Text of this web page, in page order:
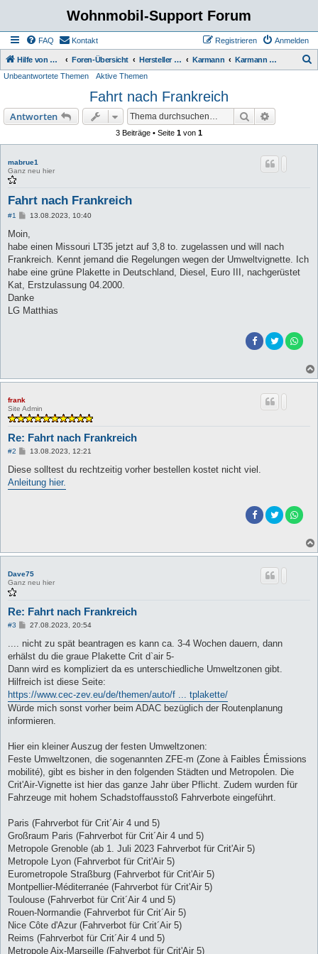
Wohnmobil-Support Forum
FAQ Kontakt Anmelden
Registrieren
Hilfe von Womo Fans für Womo Besitzer Foren-Übersicht Hersteller Wohnmobile Caravan Karmann Karmann ab 1997 (Missouri , Colorado)
Unbeantwortete Themen Aktive Themen
Fahrt nach Frankreich
Antworten Suche
3 Beiträge • Seite 1 von 1
mabrue1
Ganz neu hier
Fahrt nach Frankreich
#1
B
i
t
r
a
13.08.2023, 10:40
Moin,
habe einen Missouri LT35 jetzt auf 3,8 to. zugelassen und will nach
Frankreich. Kennt jemand die Regelungen wegen der Umweltvignette. Ich
habe eine grüne Plakette in Deutschland, Diesel, Euro III, nachgerüstet
Kat, Erstzulassung 04.2000.
Danke
LG Matthias
frank
Site Admin
Re: Fahrt nach Frankreich
#2
B
i
r
13.08.2023, 12:21
Diese solltest du rechtzeitig vorher bestellen kostet nicht viel.
Anleitung hier.
Dave75
Ganz neu hier
Re: Fahrt nach Frankreich
#3
B
i
r
a
27.08.2023, 20:54
.... nicht zu spät beantragen es kann ca. 3-4 Wochen dauern, dann
erhälst du die graue Plakette Crit d`air 5-
Dann wird es kompliziert da es unterschiedliche Umweltzonen gibt.
Hilfreich ist diese Seite:
https://www.cec-zev.eu/de/themen/auto/f ... tplakette/
Würde mich sonst vorher beim ADAC bezüglich der Routenplanung
informieren.
Hier ein kleiner Auszug der festen Umweltzonen:
Feste Umweltzonen, die sogenannten ZFE-m (Zone à Faibles Émissions
mobilité), gibt es bisher in den folgenden Städten und Metropolen. Die
Crit'Air-Vignette ist hier das ganze Jahr über Pflicht. Zudem wurden für
Fahrzeuge mit hohem Schadstoffausstoß Fahrverbote eingeführt.
Paris (Fahrverbot für Crit´Air 4 und 5)
Großraum Paris (Fahrverbot für Crit´Air 4 und 5)
Metropole Grenoble (ab 1. Juli 2023 Fahrverbot für Crit'Air 5)
Metropole Lyon (Fahrverbot für Crit'Air 5)
Eurometropole Straßburg (Fahrverbot für Crit'Air 5)
Montpellier-Méditerranée (Fahrverbot für Crit'Air 5)
Toulouse (Fahrverbot für Crit´Air 4 und 5)
Rouen-Normandie (Fahrverbot für Crit´Air 5)
Nice Côte d'Azur (Fahrverbot für Crit´Air 5)
Reims (Fahrverbot für Crit´Air 4 und 5)
Metropole Aix-Marseille (Fahverbot für Crit'Air 5)